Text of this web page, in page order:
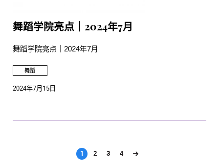
舞蹈学院亮点｜2024年7月
舞蹈学院亮点｜2024年7月
舞蹈
2024年7月15日
1
(current)
2 3 4